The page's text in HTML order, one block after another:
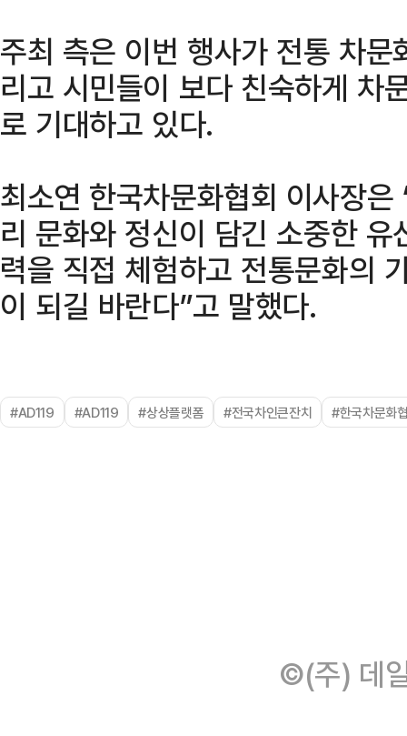
주최 측은 이번 행사가 전통 차
리고 시민들이 보다 친숙하게 차
로 기대하고 있다.
최소연 한국차문화협회 이사장
리 문화와 정신이 담긴 소중한
력을 직접 체험하고 전통문화의
이 되길 바란다”고 말했다.
#AD119 #AD119 #상상플랫폼 #전국차인큰잔치 #한국차문화
©(주) 데